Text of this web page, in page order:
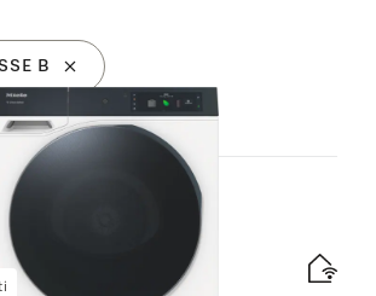
B
varmepumpe